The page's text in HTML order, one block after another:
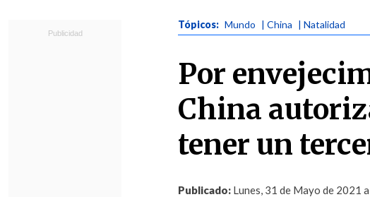
Tópicos: Mundo | China | Natalidad
Por
China
tener un
Publicado: Lunes, 31 de Mayo de 2021